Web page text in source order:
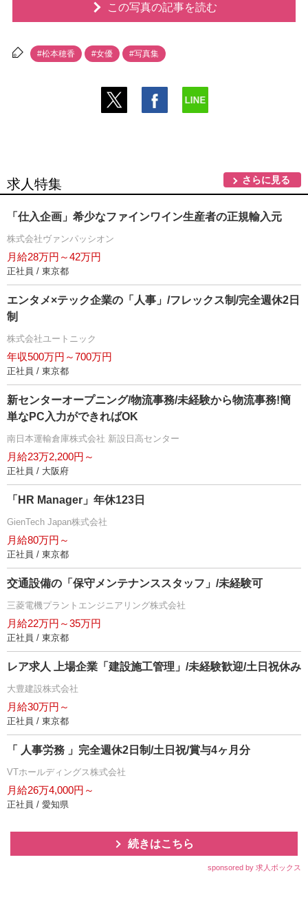
この写真の記事を読む
#松本穂香 #女優 #写真集
求人特集 さらに見る
「仕入企画」希少なファインワイン生産者の正規輸入元
株式会社ヴァンパッシオン
月給28万円～42万円
正社員 / 東京都
エンタメ×テック企業の「人事」/フレックス制/完全週休2日
制
株式会社ユートニック
年収500万円～700万円
正社員 / 東京都
新センターオープニング/物流事務/未経験から物流事務!簡
単なPC入力ができればOK
南日本運輸倉庫株式会社 新設日高センター
月給23万2,200円～
正社員 / 大阪府
「HR Manager」年休123日
GienTech Japan株式会社
月給80万円～
正社員 / 東京都
交通設備の「保守メンテナンススタッフ」/未経験可
三菱電機プラントエンジニアリング株式会社
月給22万円～35万円
正社員 / 東京都
レア求人 上場企業「建設施工管理」/未経験歓迎/土日祝休み
大豊建設株式会社
月給30万円～
正社員 / 東京都
「 人事労務 」完全週休2日制/土日祝/賞与4ヶ月分
VTホールディングス株式会社
月給26万4,000円～
正社員 / 愛知県
続きはこちら
sponsored by 求人ボックス